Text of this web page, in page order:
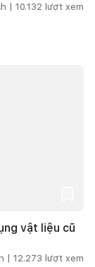
| 10.132 lượt xem
vật liệu cũ
| 12.273 lượt xem